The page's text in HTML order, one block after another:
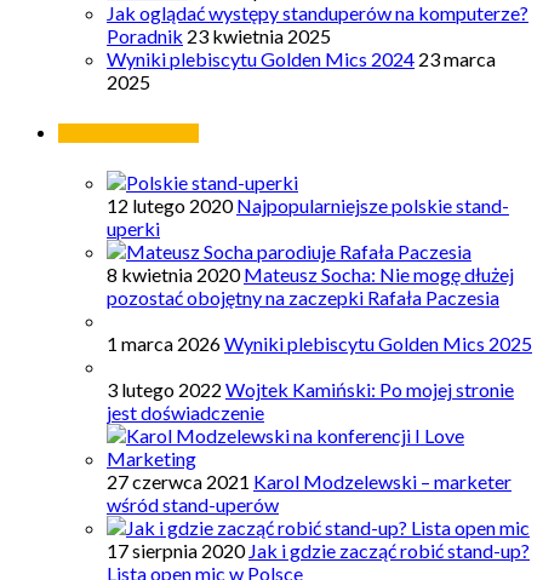
Jak oglądać występy standuperów na komputerze?
Poradnik 23 kwietnia 2025
Wyniki plebiscytu Golden Mics 2024 23 marca
2025
12 lutego 2020 Najpopularniejsze polskie stand-
uperki
8 kwietnia 2020 Mateusz Socha: Nie mogę dłużej
pozostać obojętny na zaczepki Rafała Paczesia
1 marca 2026Wyniki plebiscytu Golden Mics 2025
3 lutego 2022 Wojtek Kamiński: Po mojej stronie
jest doświadczenie
27 czerwca 2021 Karol Modzelewski – marketer
wśród stand-uperów
17 sierpnia 2020 Jak i gdzie zacząć robić stand-up?
Lista open mic w Polsce